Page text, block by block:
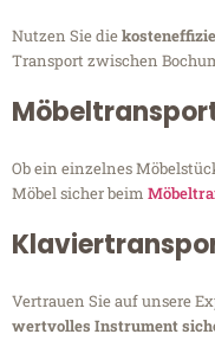
Nutzen Sie die
Transport zwischen
Ob ein einzelnes
Möbel sicher beim
Vertrauen Sie auf unsere
wertvolles Instrument